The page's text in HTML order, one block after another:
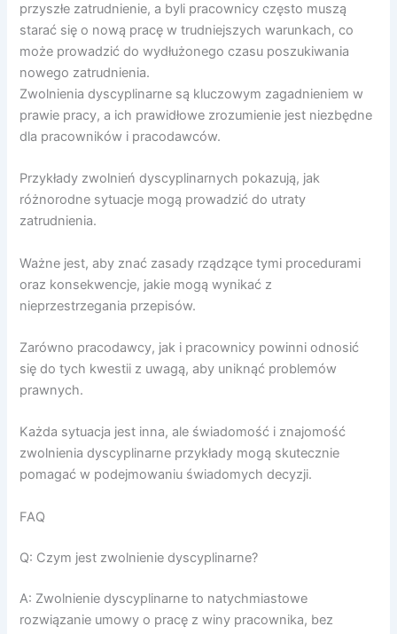
przyszłe zatrudnienie, a byli pracownicy często muszą
starać się o nową pracę w trudniejszych warunkach, co
może prowadzić do wydłużonego czasu poszukiwania
nowego zatrudnienia.
Zwolnienia dyscyplinarne są kluczowym zagadnieniem w
prawie pracy, a ich prawidłowe zrozumienie jest niezbędne
dla pracowników i pracodawców.
Przykłady zwolnień dyscyplinarnych pokazują, jak
różnorodne sytuacje mogą prowadzić do utraty
zatrudnienia.
Ważne jest, aby znać zasady rządzące tymi procedurami
oraz konsekwencje, jakie mogą wynikać z
nieprzestrzegania przepisów.
Zarówno pracodawcy, jak i pracownicy powinni odnosić
się do tych kwestii z uwagą, aby uniknąć problemów
prawnych.
Każda sytuacja jest inna, ale świadomość i znajomość
zwolnienia dyscyplinarne przykłady mogą skutecznie
pomagać w podejmowaniu świadomych decyzji.
FAQ
Q: Czym jest zwolnienie dyscyplinarne?
A: Zwolnienie dyscyplinarne to natychmiastowe
rozwiązanie umowy o pracę z winy pracownika, bez